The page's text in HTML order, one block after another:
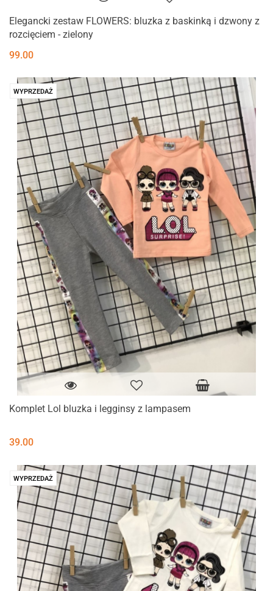
Elegancki zestaw FLOWERS: bluzka z baskinką i dzwony z
rozcięciem - zielony
99.00
WYPRZEDAŻ
Komplet Lol bluzka i legginsy z lampasem
39.00
WYPRZEDAŻ